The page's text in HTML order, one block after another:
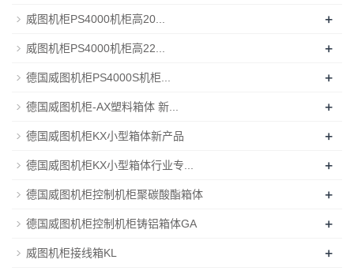
威图机柜PS4000机柜高20... +
威图机柜PS4000机柜高22... +
德国威图机柜PS4000S机柜... +
德国威图机柜-AX塑料箱体 新... +
德国威图机柜KX小型箱体新产品 +
德国威图机柜KX小型箱体行业专... +
德国威图机柜控制机柜聚碳酸酯箱体 +
德国威图机柜控制机柜铸铝箱体GA +
威图机柜接线箱KL +